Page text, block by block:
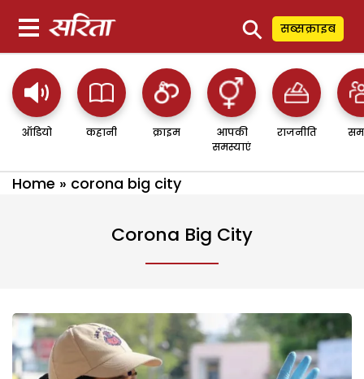
⚲ सब्सक्राइब
ऑडियो कहानी क्राइम
आपकी
समस्याएं
राजनीति
Home » corona big city
Corona Big City